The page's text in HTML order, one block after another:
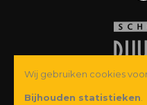
© Copyright 2026 Schoenen
Wij gebruiken cookies
Bijhouden statistieken